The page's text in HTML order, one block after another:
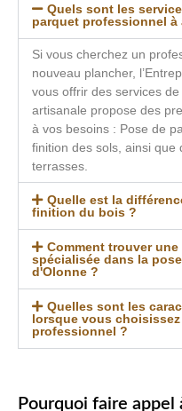
Quels sont les
parquet professionnel à
Si vous cherchez un
nouveau plancher,
vous offrir des services
artisanale propose des
à vos besoins : Pose de
finition des sols, ainsi que
terrasses.
Quelle est la
finition du bois ?
Comment trouver
spécialisée dans la
d'Olonne ?
Quelles sont les
lorsque vous
professionnel ?
Pourquoi faire